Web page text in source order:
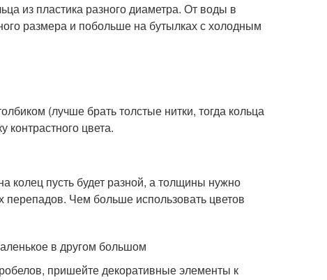
из пластика разного диаметра. От воды в
размера и побольше на бутылках с холодным
(лучше брать толстые нитки, тогда кольца
контрастного цвета.
колец пусть будет разной, а толщины нужно
перепадов. Чем больше использовать цветов
в другом большом
пришейте декоративные элементы к